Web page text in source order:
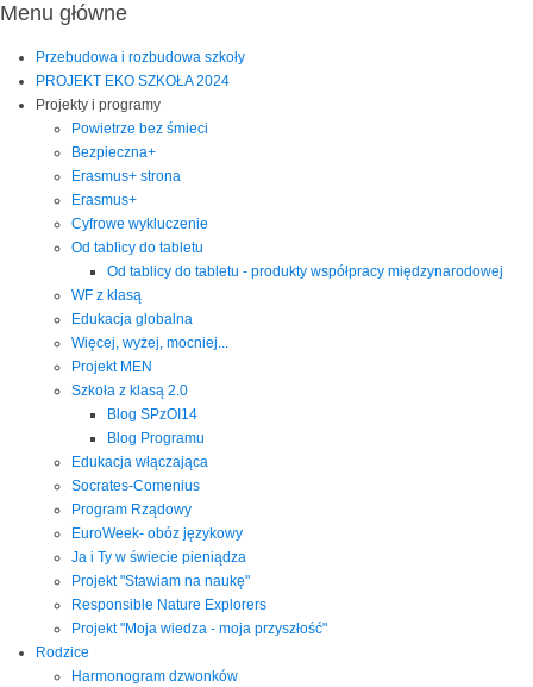
Menu główne
Przebudowa i rozbudowa szkoły
PROJEKT EKO SZKOŁA 2024
Projekty i programy
Powietrze bez śmieci
Bezpieczna+
Erasmus+ strona
Erasmus+
Cyfrowe wykluczenie
Od tablicy do tabletu
Od tablicy do tabletu - produkty współpracy międzynarodowej
WF z klasą
Edukacja globalna
Więcej, wyżej, mocniej...
Projekt MEN
Szkoła z klasą 2.0
Blog SPzOI14
Blog Programu
Edukacja włączająca
Socrates-Comenius
Program Rządowy
EuroWeek- obóz językowy
Ja i Ty w świecie pieniądza
Projekt "Stawiam na naukę"
Responsible Nature Explorers
Projekt "Moja wiedza - moja przyszłość"
Rodzice
Harmonogram dzwonków